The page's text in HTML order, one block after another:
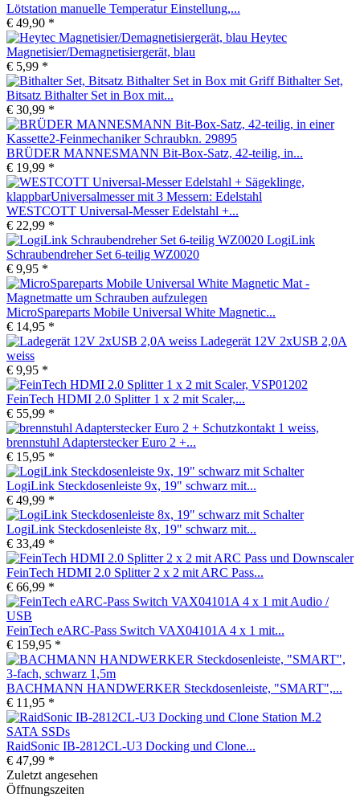
Lötstation manuelle Temperatur Einstellung,...
€ 49,90 *
Heytec
Magnetisier/Demagnetisiergerät, blau
€ 5,99 *
Bithalter Set,
Bitsatz Bithalter Set in Box mit...
€ 30,99 *
BRÜDER MANNESMANN Bit-Box-Satz, 42-teilig, in...
€ 19,99 *
WESTCOTT Universal-Messer Edelstahl +...
€ 22,99 *
LogiLink
Schraubendreher Set 6-teilig WZ0020
€ 9,95 *
MicroSpareparts Mobile Universal White Magnetic...
€ 14,95 *
Ladegerät 12V 2xUSB 2,0A
weiss
€ 9,95 *
FeinTech HDMI 2.0 Splitter 1 x 2 mit Scaler,...
€ 55,99 *
brennstuhl Adapterstecker Euro 2 +...
€ 15,95 *
LogiLink Steckdosenleiste 9x, 19" schwarz mit...
€ 49,99 *
LogiLink Steckdosenleiste 8x, 19" schwarz mit...
€ 33,49 *
FeinTech HDMI 2.0 Splitter 2 x 2 mit ARC Pass...
€ 66,99 *
FeinTech eARC-Pass Switch VAX04101A 4 x 1 mit...
€ 159,95 *
BACHMANN HANDWERKER Steckdosenleiste, "SMART",...
€ 11,95 *
RaidSonic IB-2812CL-U3 Docking und Clone...
€ 47,99 *
Zuletzt angesehen
Öffnungszeiten